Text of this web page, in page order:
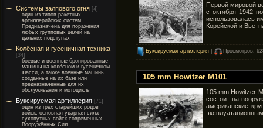
Системы залпового огня [4]
один из типов ракетных
артиллерийских систем.
Предназначена для поражения
любых групповых целей на
дальних подступах
Колёсная и гусеничная техника
[34]
боевые и военные бронированные
машины на колёсном и гусеничном
шасси, а также военные машины
созданные на их базе или
предназначенные для их
обслуживания и мотоциклы
Буксируемая артиллерия [71]
один из трёх старейших родов
войск, основная ударная сила
сухопутных войск современных
Вооружённых Сил
Первой мировой
с октября 1942
использовалась
Корейской и
Буксируемая артиллерия Просмотров:
105 mm Howitzer M101
105 mm Howitzer
состоит на
американские